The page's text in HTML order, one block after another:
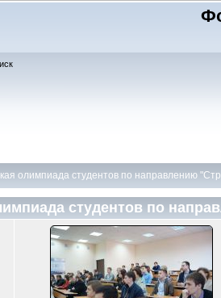
олимпиада студентов по направлению
студентов по